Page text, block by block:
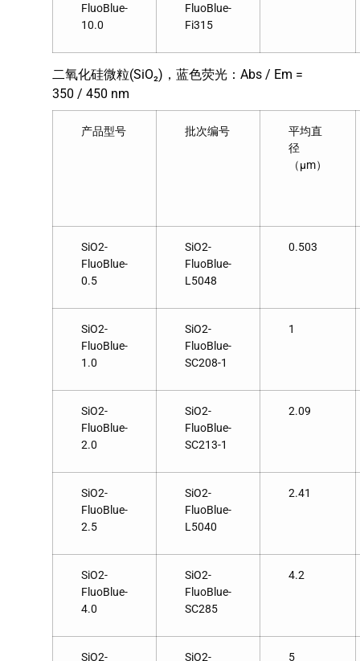
FluoBlue-
10.0
FluoBlue-
Fi315
二氧化硅微粒(SiO₂)，蓝色荧光：Abs / Em =
350 / 450 nm
产品型号 批次编号
平均直
径
（μm）
SiO2-
FluoBlue-
0.5
SiO2-
FluoBlue-
L5048
0.503
SiO2-
FluoBlue-
1.0
SiO2-
FluoBlue-
SC208-1
1
SiO2-
FluoBlue-
2.0
SiO2-
FluoBlue-
SC213-1
2.09
SiO2-
FluoBlue-
2.5
SiO2-
FluoBlue-
L5040
2.41
SiO2-
FluoBlue-
4.0
SiO2-
FluoBlue-
SC285
4.2
SiO2- SiO2- 5